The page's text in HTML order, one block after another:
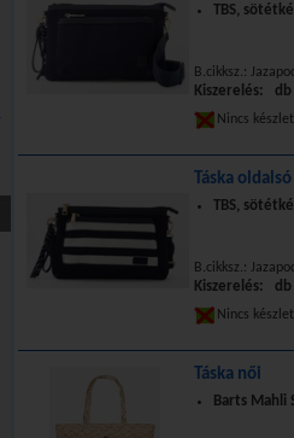
TBS,
B.cikksz.:
Kiszerelés: db
Nincs
Táska oldalsó
TBS,
B.cikksz.:
Kiszerelés: db
Nincs
Táska női
Barts Mahli